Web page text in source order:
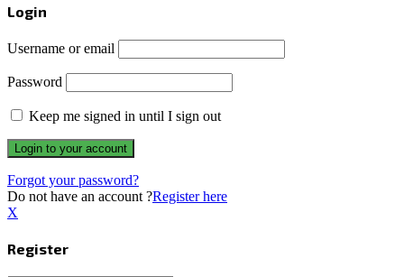
Login
Username or email
Password
Keep me signed in until I sign out
Forgot your password?
Do not have an account ?Register here
X
Register